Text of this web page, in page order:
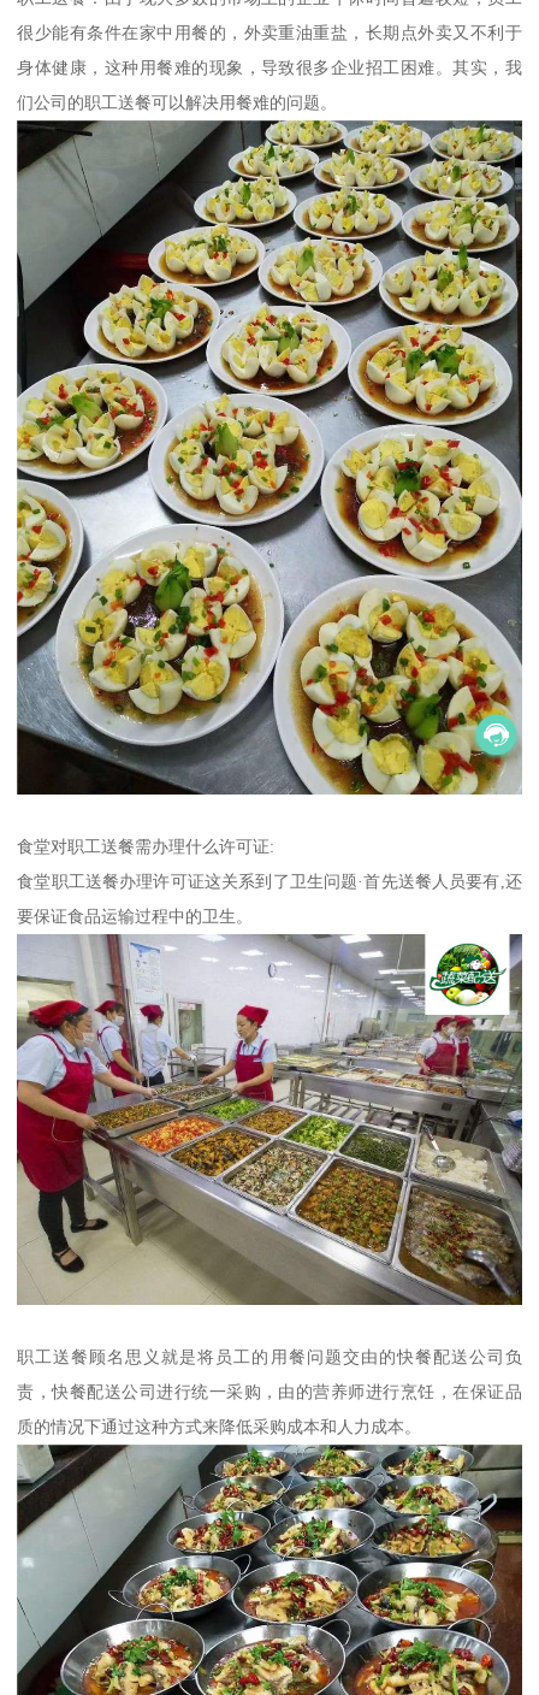
很少能有条件在家中用餐的，外卖重油重盐，长期点外卖又不利于
身体健康，这种用餐难的现象，导致很多企业招工困难。其实，我
们公司的职工送餐可以解决用餐难的问题。
食堂对职工送餐需办理什么许可证:
食堂职工送餐办理许可证这关系到了卫生问题·首先送餐人员要有,还
要保证食品运输过程中的卫生。
职工送餐顾名思义就是将员工的用餐问题交由的快餐配送公司负
责，快餐配送公司进行统一采购，由的营养师进行烹饪，在保证品
质的情况下通过这种方式来降低采购成本和人力成本。